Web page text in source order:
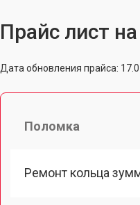
Прайс лист
Дата обновления прайса:
Поломка
Ремонт кольца